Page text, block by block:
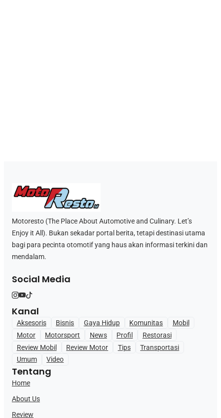
Motoresto (The Place About Automotive and Culinary. Let’s
Enjoy it All). Bukan sekadar portal berita, tetapi destinasi utama
bagi para pecinta otomotif yang haus akan informasi terkini dan
mendalam.
Social Media
Kanal
Aksesoris Bisnis Gaya Hidup Komunitas
Mobil
Motor
Motorsport News Profil
Restorasi
Review Mobil
Review Motor Tips
Transportasi
Umum
Video
Tentang
Home
About Us
Review